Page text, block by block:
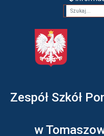
Fraza
Zespół Szkół
w